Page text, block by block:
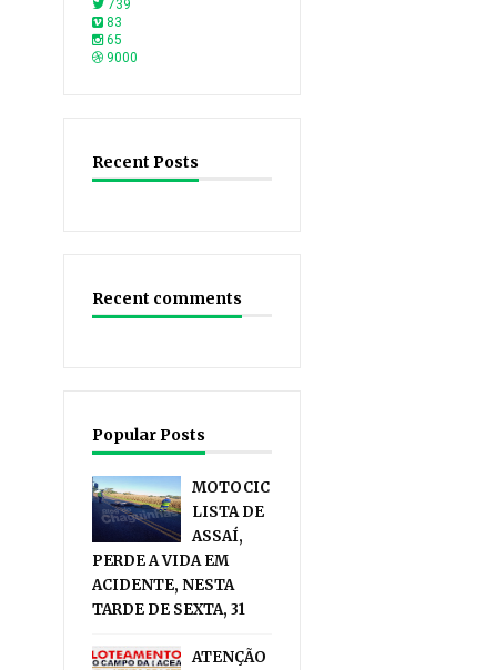
739
83
65
9000
Recent Posts
Recent comments
Popular Posts
MOTOCIC
LISTA DE
ASSAÍ,
PERDE A VIDA EM
ACIDENTE, NESTA
TARDE DE SEXTA, 31
ATENÇÃO